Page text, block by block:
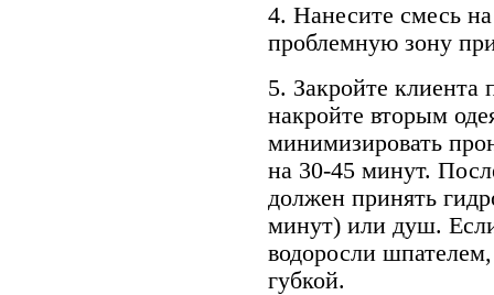
4. Нанесите смесь
проблемную зону
5. Закройте
накройте вторым
минимизировать
на 30-45 минут.
должен принять
минут) или душ.
водоросли
губкой.